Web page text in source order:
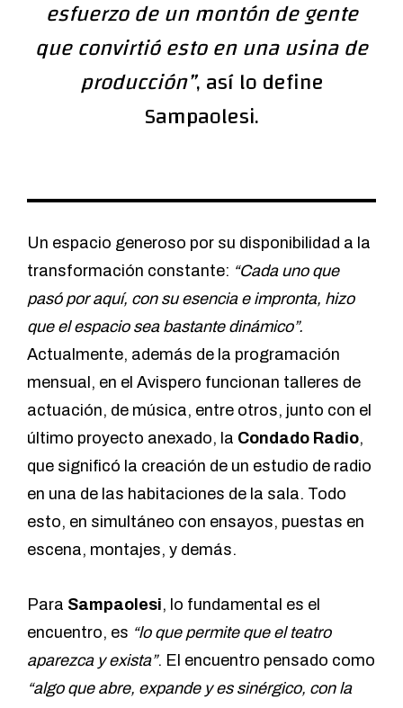
esfuerzo de un montón de gente
que convirtió esto en una usina de
producción”, así lo define
Sampaolesi.
Un espacio generoso por su disponibilidad a la
transformación constante: “Cada uno que
pasó por aquí, con su esencia e impronta, hizo
que el espacio sea bastante dinámico”.
Actualmente, además de la programación
mensual, en el Avispero funcionan talleres de
actuación, de música, entre otros, junto con el
último proyecto anexado, la Condado Radio,
que significó la creación de un estudio de radio
en una de las habitaciones de la sala. Todo
esto, en simultáneo con ensayos, puestas en
escena, montajes, y demás.
Para Sampaolesi, lo fundamental es el
encuentro, es “lo que permite que el teatro
aparezca y exista”. El encuentro pensado como
“algo que abre, expande y es sinérgico, con la